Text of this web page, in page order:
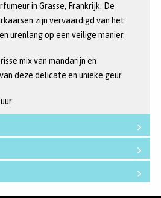
in Grasse, Frankrijk. De
zijn vervaardigd van het
urenlang op een veilige manier.
mix van mandarijn en
deze delicate en unieke geur.